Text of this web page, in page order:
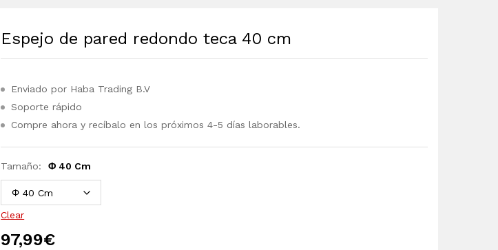
Espejo de pared redondo teca 40 cm
Enviado por Haba Trading B.V
Soporte rápido
Compre ahora y recíbalo en los próximos 4-5 días laborables.
Tamaño: Φ 40 Cm
Clear
97,99€